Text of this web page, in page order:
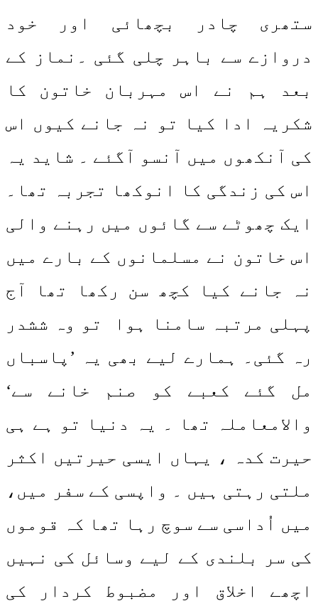
ستھری چادر بچھائی اور خود
دروازے سے باہر چلی گئی ۔نماز کے
بعد ہم نے اس مہربان خاتون کا
شکریہ ادا کیا تو نہ جانے کیوں اس
کی آنکھوں میں آنسو آگئے ۔ شاید یہ
اس کی زندگی کا انوکھا تجربہ تھا۔
ایک چھوٹے سے گائوں میں رہنے والی
اس خاتون نے مسلمانوں کے بارے میں
نہ جانے کیا کچھ سن رکھا تھا آج
پہلی مرتبہ سامنا ہوا تو وہ ششدر
رہ گئی۔ ہمارے لیے بھی یہ ’پاسباں
مل گئے کعبے کو صنم خانے سے‘
والامعاملہ تھا ۔ یہ دنیا تو ہے ہی
حیرت کدہ ، یہاں ایسی حیرتیں اکثر
ملتی رہتی ہیں ۔ واپسی کے سفر میں،
میں اُداسی سے سوچ رہا تھا کہ قوموں
کی سر بلندی کے لیے وسائل کی نہیں
اچھے اخلاق اور مضبوط کردار کی